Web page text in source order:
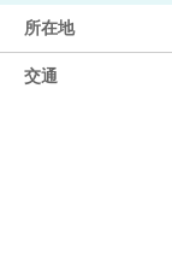
所在地
交通